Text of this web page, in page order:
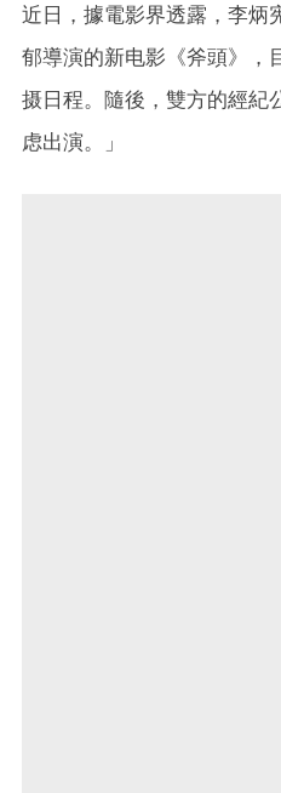
近日，據電影界透露，李炳
郁導演的新电影《斧頭》，
摄日程。隨後，雙方的經紀
虑出演。」